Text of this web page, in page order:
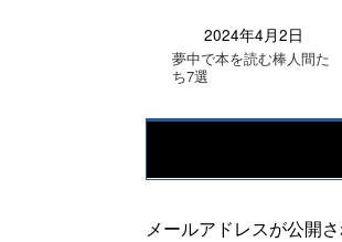
2024年4月2日
夢中で本を読む棒人間た
ち7選
メールアドレスが公開